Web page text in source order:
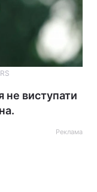
не виступати
Реклама